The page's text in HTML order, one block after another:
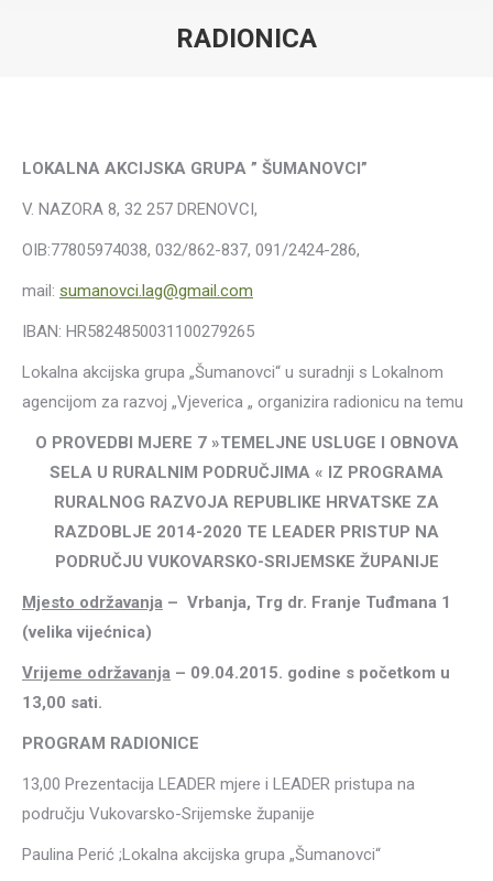
RADIONICA
LOKALNA AKCIJSKA GRUPA ” ŠUMANOVCI”
V. NAZORA 8, 32 257 DRENOVCI,
OIB:77805974038, 032/862-837, 091/2424-286,
mail: sumanovci.lag@gmail.com
IBAN: HR5824850031100279265
Lokalna akcijska grupa „Šumanovci“ u suradnji s Lokalnom
agencijom za razvoj „Vjeverica „ organizira radionicu na temu
O PROVEDBI MJERE 7 »TEMELJNE USLUGE I OBNOVA
SELA U RURALNIM PODRUČJIMA « IZ PROGRAMA
RURALNOG RAZVOJA REPUBLIKE HRVATSKE ZA
RAZDOBLJE 2014-2020 TE LEADER PRISTUP NA
PODRUČJU VUKOVARSKO-SRIJEMSKE ŽUPANIJE
Mjesto održavanja – Vrbanja, Trg dr. Franje Tuđmana 1
(velika vijećnica)
Vrijeme održavanja – 09.04.2015. godine s početkom u
13,00 sati.
PROGRAM RADIONICE
13,00 Prezentacija LEADER mjere i LEADER pristupa na
području Vukovarsko-Srijemske županije
Paulina Perić ;Lokalna akcijska grupa „Šumanovci“